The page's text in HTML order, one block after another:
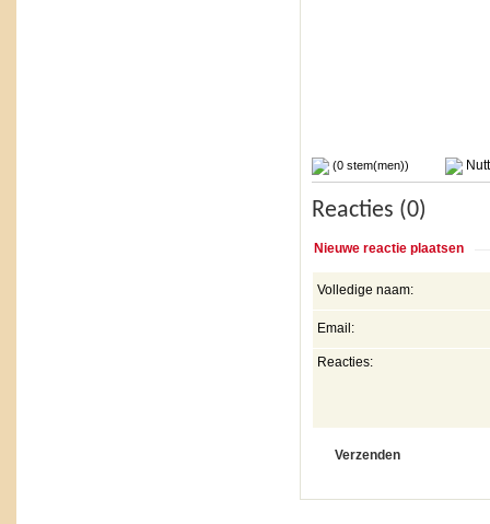
(0 stem(men))
Reacties (0)
Nieuwe reactie plaatsen
Volledige naam:
Email:
Reacties: